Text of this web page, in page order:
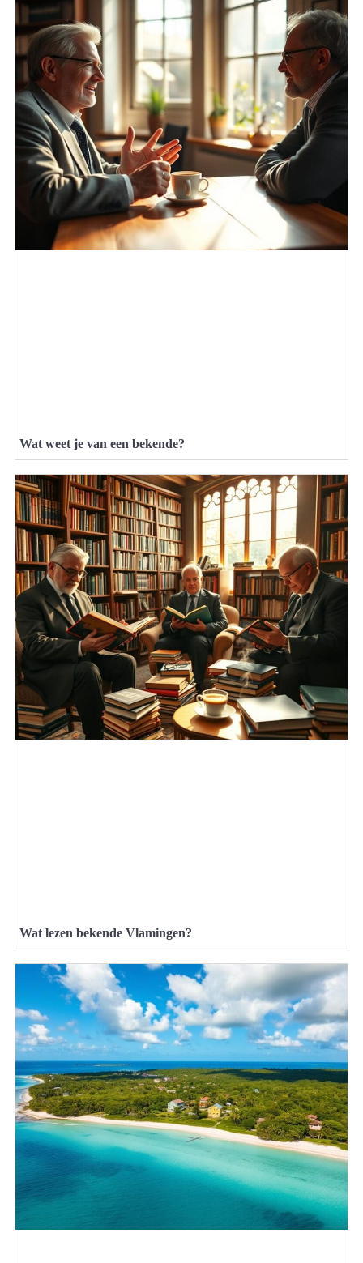
Wat weet je van een bekende?
Wat lezen bekende Vlamingen?